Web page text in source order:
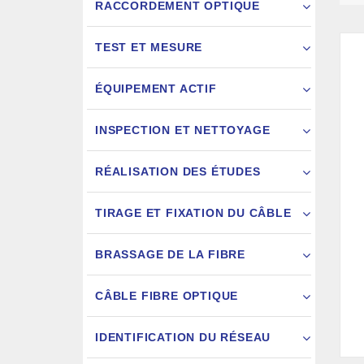
RACCORDEMENT OPTIQUE
TEST ET MESURE
ÉQUIPEMENT ACTIF
INSPECTION ET NETTOYAGE
RÉALISATION DES ÉTUDES
TIRAGE ET FIXATION DU CÂBLE
BRASSAGE DE LA FIBRE
CÂBLE FIBRE OPTIQUE
IDENTIFICATION DU RÉSEAU